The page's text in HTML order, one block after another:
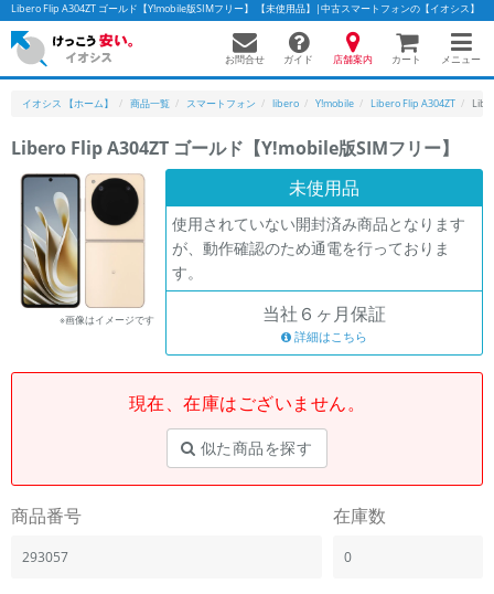
Libero Flip A304ZT ゴールド【Y!mobile版SIMフリー】 【未使用品】|中古スマートフォンの【イオシス】
お問合せ ガイド 店舗案内 カート メニュー
イオシス 【ホーム】 商品一覧 スマートフォン libero Y!mobile Libero Flip A304ZT
Libero Flip A304ZT ゴールド【Y!mobile版SIMフリー】
※画像はイメージです
未使用品
使用されていない開封済み商品となります
が、動作確認のため通電を行っておりま
す。
当社６ヶ月保証
詳細はこちら
現在、在庫はございません。
似た商品を探す
商品番号
293057
在庫数
0
かんたんパソコン検索に切り替える
フリーワード
除外ワード
カテゴリー
商品ジャンルの絞り込み
「スマートフォン」「タブレット」など
製造、販売メーカーの絞り込み